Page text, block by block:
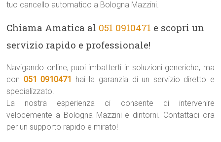
tuo cancello automatico a Bologna Mazzini.
Chiama Amatica al 051 0910471 e scopri un
servizio rapido e professionale!
Navigando online, puoi imbatterti in soluzioni generiche, ma
con 051 0910471 hai la garanzia di un servizio diretto e
specializzato.
La nostra esperienza ci consente di intervenire
velocemente a Bologna Mazzini e dintorni. Contattaci ora
per un supporto rapido e mirato!